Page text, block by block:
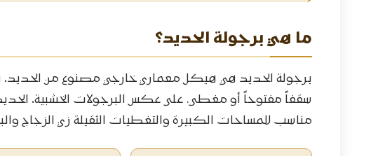
ما هي برجولة الحديد؟
برجولة الحديد هي هيكل معماري خارجي مصنوع من الحديد،
سقفاً مفتوحاً أو مغطى. على عكس البرجولات الخشبية،
مناسب للمساحات الكبيرة والتغطيات الثقيلة زي الزجاج